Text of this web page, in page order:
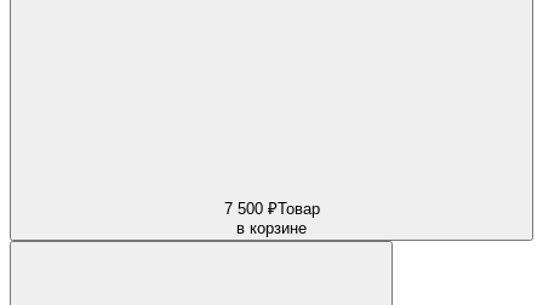
7 500 ₽Товар
в корзине